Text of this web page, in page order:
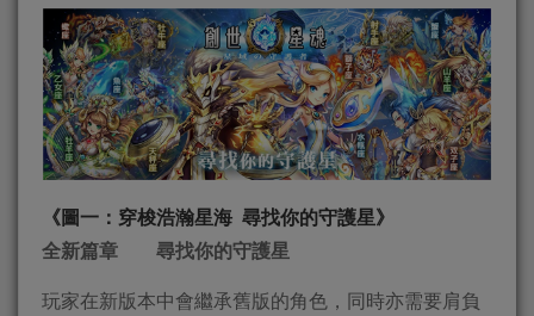
《圖一：穿梭浩瀚星海 尋找你的守護星》
全新篇章 尋找你的守護星
玩家在新版本中會繼承舊版的角色，同時亦需要肩負